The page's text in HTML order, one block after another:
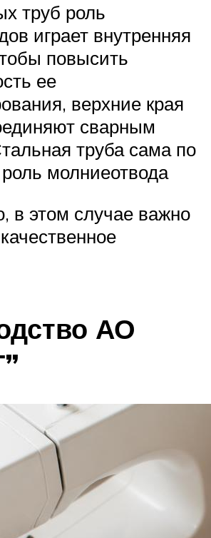
труб роль
играет внутренняя
повысить
ее
верхние края
сварным
труба сама по
молниеотвода
в этом случае важно
АО